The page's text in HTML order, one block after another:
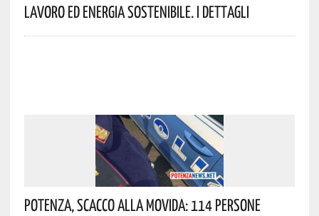
Lavoro Ed Energia Sostenibile. I Dettagli
Potenza, Scacco Alla Movida: 114 Persone